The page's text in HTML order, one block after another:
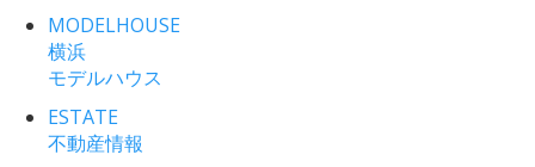
MODELHOUSE
横浜
モデルハウス
ESTATE
不動産情報